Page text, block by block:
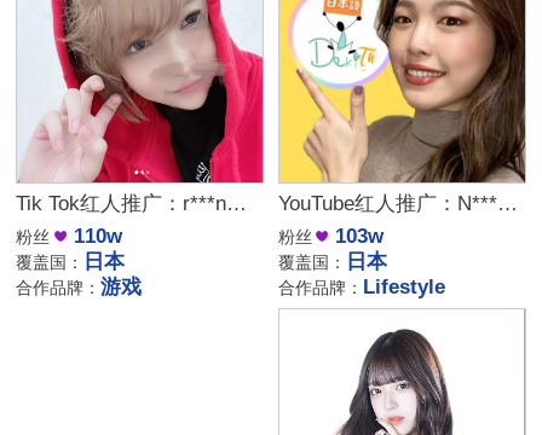
YouTube红人推广：N***a｜日本 Lifestyle
粉丝 103w
覆盖国： 日本
合作品牌： Lifestyle
Tik Tok红人推广：r***n｜日本 vtuber
粉丝 110w
覆盖国： 日本
合作品牌：游戏